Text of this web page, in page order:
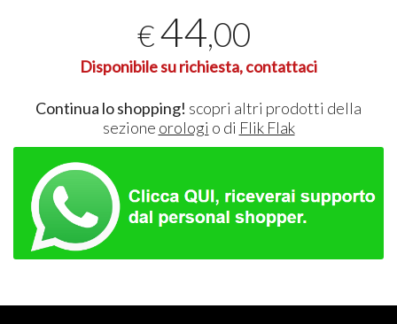
€44,00
Disponibile su richiesta, contattaci
Continua lo shopping! scopri altri prodotti della
sezione orologi o di Flik Flak